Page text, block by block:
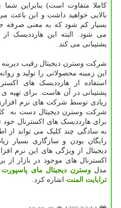
بالایی خواهید داشت و این باعث
بسیار کم شود که به معنی صرفه
پشتیبانی می کند.
شرکت وسترن دیجیتال رقیب
این زمینه محصولاتی را تولید و
استفاده از هارددیسک های
پشتیبانی در آن هاست. برای تهیه
زیادی توسط شرکت های نرم
شرکت وسترن دیجیتال دست به کار
برای هارددیسک های اکسترنال خود
به سادگی چند کلیک می تواند از
رایگان بودن و سازگاری بسیار
دیجیتال از ویژگی های این نرم
اکسترنال های موجود در بازار از
مدلوسترن دیجیتال مای پاسپورت 2
ترابایت المنت اشاره کرد.